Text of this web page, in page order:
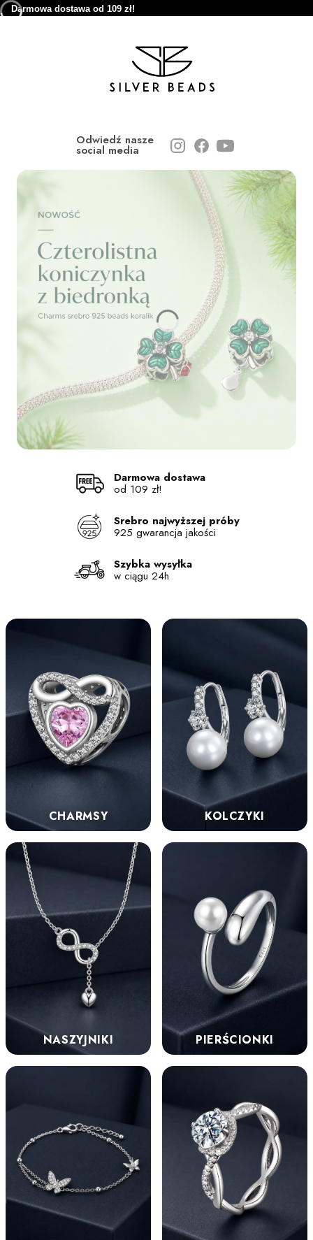
Darmowa dostawa od 109 zł!
Odwiedź nasze
social media
Darmowa dostawa
od 109 zł!
Srebro najwyższej próby
925 gwarancja jakości
Szybka wysyłka
w ciągu 24h
CHARMSY KOLCZYKI
NASZYJNIKI PIERŚCIONKI